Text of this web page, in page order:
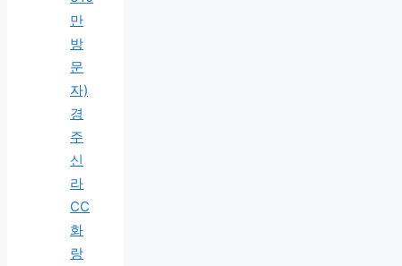
만
방
문
자)
경
주
신
라
CC
화
랑